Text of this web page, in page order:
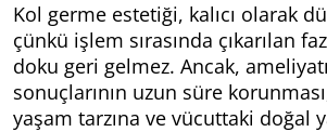
Kol germe estetiği, kalıcı olarak
çünkü işlem sırasında çıkarılan
doku geri gelmez. Ancak,
sonuçlarının uzun süre
yaşam tarzına ve vücuttaki doğal